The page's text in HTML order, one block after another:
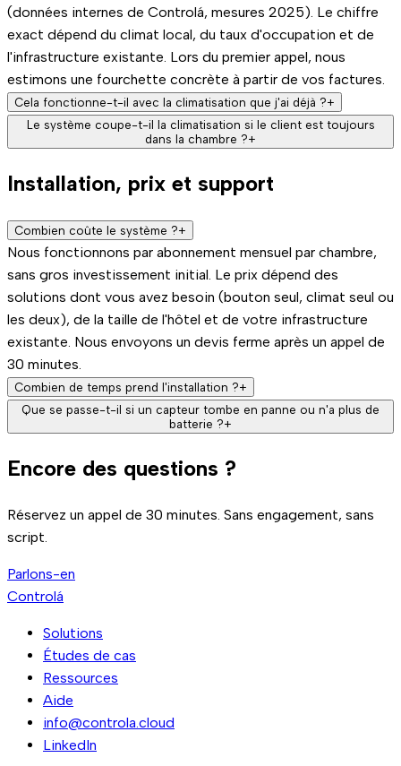
(données internes de Controlá, mesures 2025). Le chiffre
exact dépend du climat local, du taux d'occupation et de
l'infrastructure existante. Lors du premier appel, nous
estimons une fourchette concrète à partir de vos factures.
Cela fonctionne-t-il avec la climatisation que j'ai déjà ?+
Dans la plupart des cas, oui. Nous travaillons avec splits,
ventilo-convecteurs, systèmes centralisés et thermostats
compatible, nous vous indiquons ce qu'il faut remplacer
chose qui ne va pas fonctionner.
Le système coupe-t-il la climatisation si le client est toujours
dans la chambre ?+
n'ajuste ou n'éteint la climatisation que lorsqu'il confirme
température revient au point de consigne configuré. Le
client n'a rien à faire.
Installation, prix et support
Combien coûte le système ?+
Nous fonctionnons par abonnement mensuel par chambre,
sans gros investissement initial. Le prix dépend des
solutions dont vous avez besoin (bouton seul, climat seul ou
les deux), de la taille de l'hôtel et de votre infrastructure
existante. Nous envoyons un devis ferme après un appel de
30 minutes.
Combien de temps prend l'installation ?+
Si votre hôtel dispose déjà d'appareils intelligents
exploitables, la connexion peut se faire en quelques jours. S'il
généralement entre 1 et 3 semaines selon la taille de l'hôtel.
Que se passe-t-il si un capteur tombe en panne ou n'a plus de
batterie ?+
perd la connexion ou la batterie, nous le détectons
impacte l'exploitation. Les automatisations ont des plans
de secours : en cas de panne, le système ne casse rien, il
dans cette chambre jusqu'à la restauration.
Encore des questions ?
Réservez un appel de 30 minutes. Sans engagement, sans
script.
Parlons-en
Controlá
Solutions
Études de cas
Ressources
Aide
info@controla.cloud
LinkedIn